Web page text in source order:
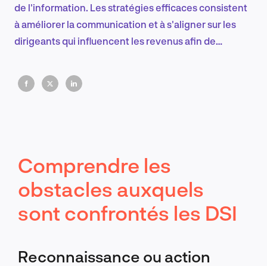
FR
de l'information. Les stratégies efficaces consistent
à améliorer la communication et à s'aligner sur les
dirigeants qui influencent les revenus afin de
avancées technologiques.
Comprendre les
obstacles auxquels
sont confrontés les DSI
Reconnaissance ou action